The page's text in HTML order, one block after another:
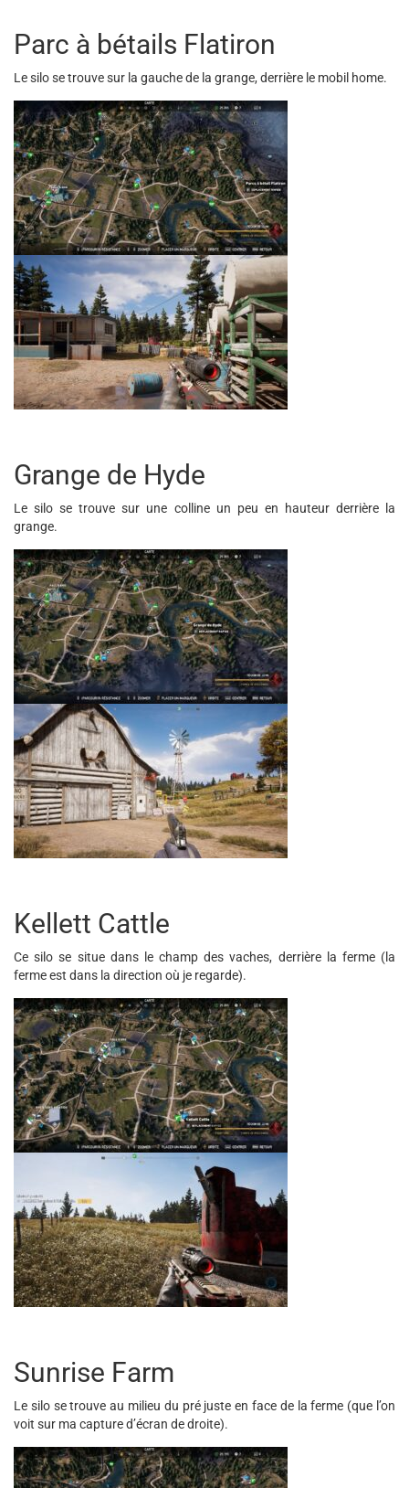
Parc à bétails Flatiron
Le silo se trouve sur la gauche de la grange, derrière le mobil home.
Grange de Hyde
Le silo se trouve sur une colline un peu en hauteur derrière la
grange.
Kellett Cattle
Ce silo se situe dans le champ des vaches, derrière la ferme (la
ferme est dans la direction où je regarde).
Sunrise Farm
Le silo se trouve au milieu du pré juste en face de la ferme (que l’on
voit sur ma capture d’écran de droite).